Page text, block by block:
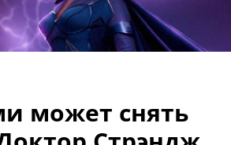
может снять